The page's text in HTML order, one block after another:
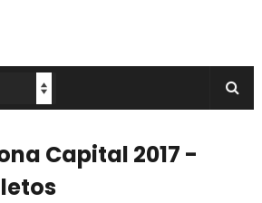
Capital 2017 -